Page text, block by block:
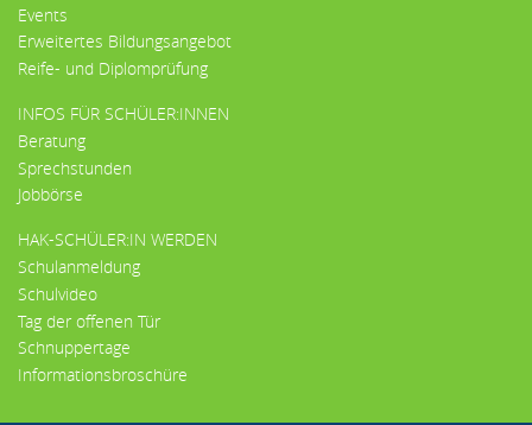
Events
Erweitertes Bildungsangebot
Reife- und Diplomprüfung
INFOS FÜR SCHÜLER:INNEN
Beratung
Sprechstunden
Jobbörse
HAK-SCHÜLER:IN WERDEN
Schulanmeldung
Schulvideo
Tag der offenen Tür
Schnuppertage
Informationsbroschüre